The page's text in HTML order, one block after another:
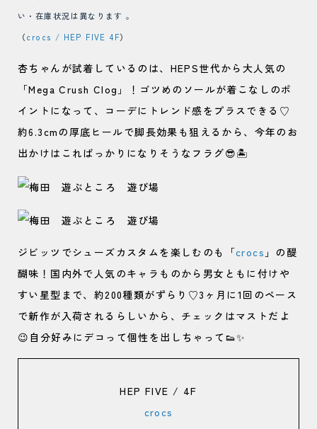
い・在庫状況は異なります 。
（crocs / HEP FIVE 4F）
杏ちゃんが試着しているのは、HEPS世代から大人気の
「Mega Crush Clog」！ゴツめのソールが着こなしのポ
イントになって、コーデにトレンド感をプラスできる♡
約6.3cmの厚底ヒールで脚長効果も狙えるから、今年のお
出かけはこればっかりになりそうなフラグ😎🏝
ジビッツでシューズカスタムを楽しむのも「crocs 」の醍
醐味！国内外で人気のキャラものから男女ともに付けや
すい星型まで、約200種類がずらり♡3ヶ月に1回のペース
で新作が入荷されるらしいから、チェックはマストだよ
😉自分好みにデコって個性を出しちゃって👟✨
HEP FIVE / 4F
crocs